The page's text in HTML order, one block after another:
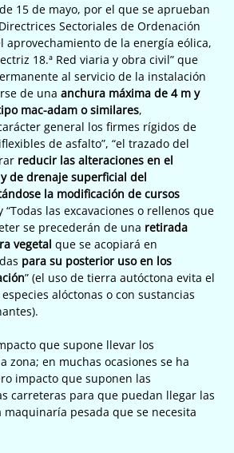
15 de mayo, por el que se aprueban
Sectoriales de Ordenación
aprovechamiento de la energía eólica,
18.ª Red viaria y obra civil” que
al servicio de la instalación
de una anchura máxima de 4 m y
mac-adam o similares,
general los firmes rígidos de
de asfalto”, “el trazado del
reducir las alteraciones en el
de drenaje superficial del
la modificación de cursos
“Todas las excavaciones o rellenos que
se precederán de una retirada
vegetal que se acopiará en
para su posterior uso en los
” (el uso de tierra autóctona evita el
alóctonas o con sustancias
que supone llevar los
zona; en muchas ocasiones se ha
impacto que suponen las
carreteras para que puedan llegar las
maquinaría pesada que se necesita